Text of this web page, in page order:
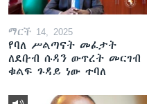
ማርች 14, 2025
የባለ ሥልጣናት መፈታት
ለደቡብ ሱዳን ውጥረት መርገብ
ቁልፍ ጉዳይ ነው ተባለ